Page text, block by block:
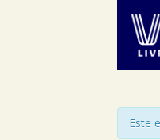
Este